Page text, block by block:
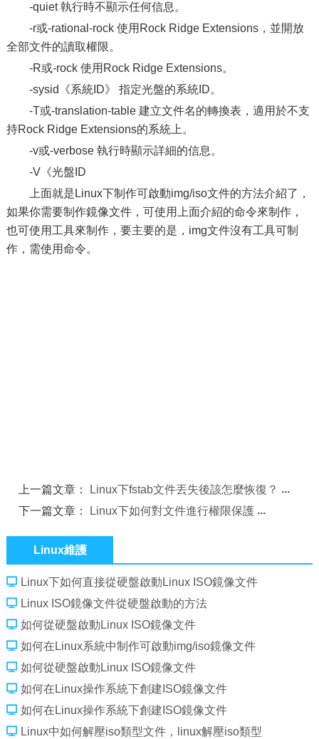
-quiet 執行時不顯示任何信息。
-r或-rational-rock 使用Rock Ridge Extensions，並開放
全部文件的讀取權限。
-R或-rock 使用Rock Ridge Extensions。
-sysid《系統ID》 指定光盤的系統ID。
-T或-translation-table 建立文件名的轉換表，適用於不支
持Rock Ridge Extensions的系統上。
-v或-verbose 執行時顯示詳細的信息。
-V《光盤ID
上面就是Linux下制作可啟動img/iso文件的方法介紹了，
如果你需要制作鏡像文件，可使用上面介紹的命令來制作，
也可使用工具來制作，要主要的是，img文件沒有工具可制
作，需使用命令。
上一篇文章：
Linux下fstab文件丟失後該怎麼恢復？
下一篇文章：
Linux下如何對文件進行權限保護
Linux維護
Linux下如何直接從硬盤啟動Linux ISO鏡像文件
Linux ISO鏡像文件從硬盤啟動的方法
如何從硬盤啟動Linux ISO鏡像文件
如何在Linux系統中制作可啟動img/iso鏡像文件
如何從硬盤啟動Linux ISO鏡像文件
如何在Linux操作系統下創建ISO鏡像文件
如何在Linux操作系統下創建ISO鏡像文件
Linux中如何解壓iso類型文件，linux解壓iso類型